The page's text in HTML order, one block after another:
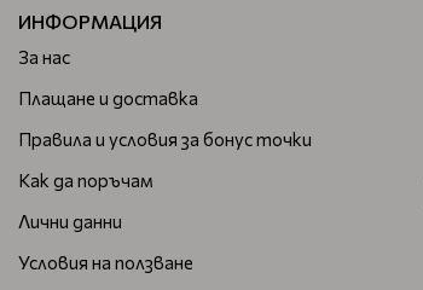
ИНФОРМАЦИЯ
За нас
Плащане и доставка
Правила и условия за бонус точки
Как да поръчам
Лични данни
Условия на ползване